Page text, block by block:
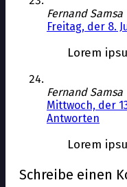
Fernand Samsa
Freitag, der 8.
Lorem
Fernand Samsa
Mittwoch, der
Antworten
Lorem
Schreibe einen